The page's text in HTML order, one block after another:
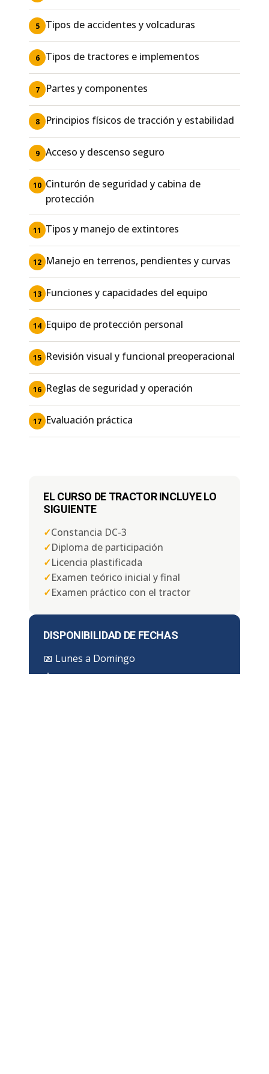
5 Tipos de accidentes y volcaduras
6 Tipos de tractores e implementos
7 Partes y componentes
8 Principios físicos de tracción y estabilidad
9 Acceso y descenso seguro
10 Cinturón de seguridad y cabina de
protección
11 Tipos y manejo de extintores
12 Manejo en terrenos, pendientes y curvas
13 Funciones y capacidades del equipo
14 Equipo de protección personal
15 Revisión visual y funcional preoperacional
16 Reglas de seguridad y operación
17 Evaluación práctica
EL CURSO DE TRACTOR INCLUYE LO
SIGUIENTE
✓Constancia DC-3
✓Diploma de participación
✓Licencia plastificada
✓Examen teórico inicial y final
✓Examen práctico con el tractor
DISPONIBILIDAD DE FECHAS
📅 Lunes a Domingo
⏱ Duración:4, 6 u 8 horas